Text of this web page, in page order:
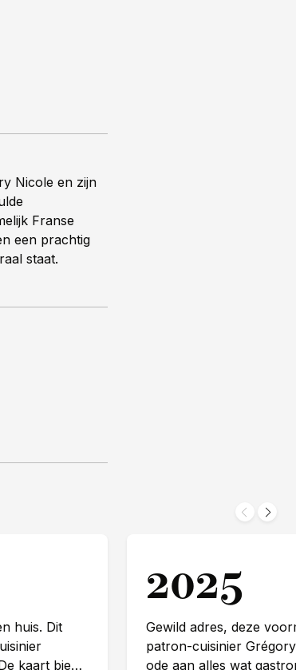
Nicole en zijn
Franse
een prachtig
staat.
huis. Dit
kaart biedt
2025
Gewild adres, deze
patron-cuisinier
ode aan alles wat